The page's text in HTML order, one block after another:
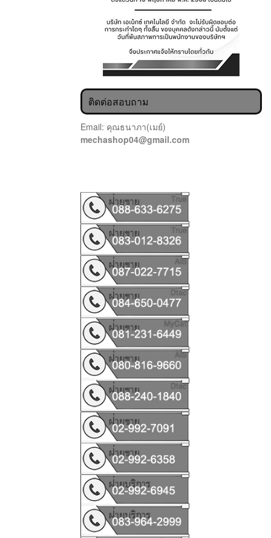
ติดต่อสอบถาม
Email: คุณธนาภา(เมย์)
mechashop04@gmail.com